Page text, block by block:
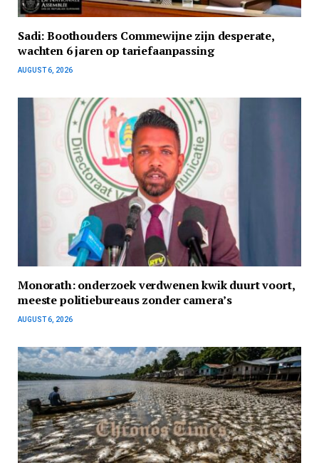
Sadi: Boothouders Commewijne zijn desperate,
wachten 6 jaren op tariefaanpassing
AUGUST 6, 2026
Monorath: onderzoek verdwenen kwik duurt voort,
meeste politiebureaus zonder camera’s
AUGUST 6, 2026